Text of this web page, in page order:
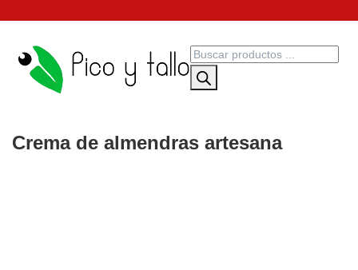
Crema de almendras artesana